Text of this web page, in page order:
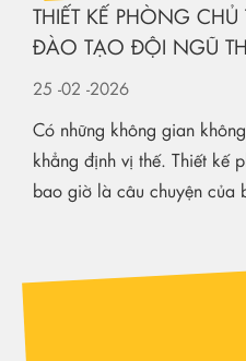
THIẾT KẾ PHÒNG
ĐÀO TẠO ĐỘI NGŨ
25 -02 -2026
Có những không gian
khẳng định vị thế. Thiết kế
bao giờ là câu chuyện của